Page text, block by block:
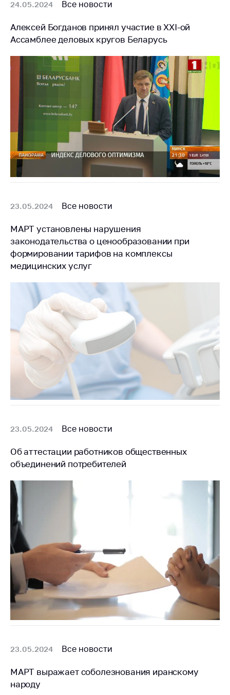
24.05.2024 Все новости
Алексей Богданов принял участие в XXI-ой
Ассамблее деловых кругов Беларусь
23.05.2024 Все новости
МАРТ установлены нарушения
законодательства о ценообразовании при
формировании тарифов на комплексы
медицинских услуг
23.05.2024 Все новости
Об аттестации работников общественных
объединений потребителей
23.05.2024 Все новости
МАРТ выражает соболезнования иранскому
народу